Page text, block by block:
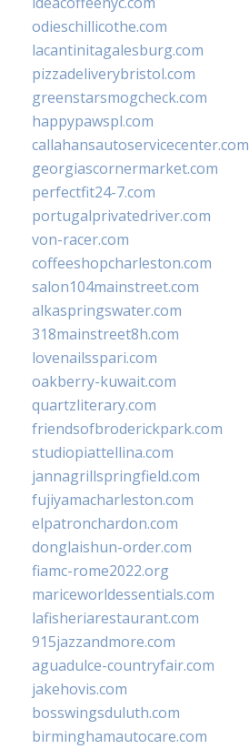
odieschillicothe.com
lacantinitagalesburg.com
pizzadeliverybristol.com
greenstarsmogcheck.com
happypawspl.com
callahansautoservicecenter.com
georgiascornermarket.com
perfectfit24-7.com
portugalprivatedriver.com
von-racer.com
coffeeshopcharleston.com
salon104mainstreet.com
alkaspringswater.com
318mainstreet8h.com
lovenailsspari.com
oakberry-kuwait.com
quartzliterary.com
friendsofbroderickpark.com
studiopiattellina.com
jannagrillspringfield.com
fujiyamacharleston.com
elpatronchardon.com
donglaishun-order.com
fiamc-rome2022.org
mariceworldessentials.com
lafisheriarestaurant.com
915jazzandmore.com
aguadulce-countryfair.com
jakehovis.com
bosswingsduluth.com
birminghamautocare.com